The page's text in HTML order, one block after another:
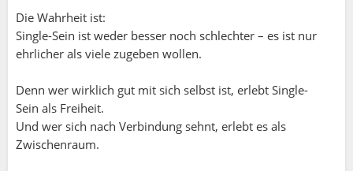
Die Wahrheit ist:
Single-Sein ist weder besser noch schlechter – es ist nur
ehrlicher als viele zugeben wollen.
Denn wer wirklich gut mit sich selbst ist, erlebt Single-
Sein als Freiheit.
Und wer sich nach Verbindung sehnt, erlebt es als
Zwischenraum.